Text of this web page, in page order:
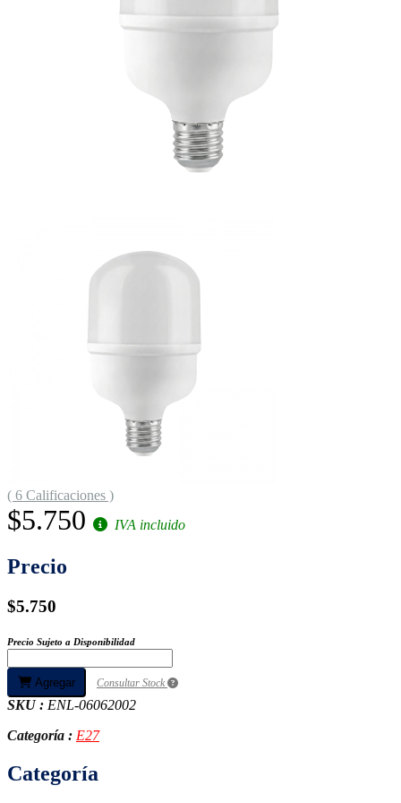
( 6 Calificaciones )
$5.750 IVA incluido
Precio
$5.750
Precio Sujeto a Disponibilidad
Agregar Consultar Stock
SKU : ENL-06062002
Categoría : E27
Categoría